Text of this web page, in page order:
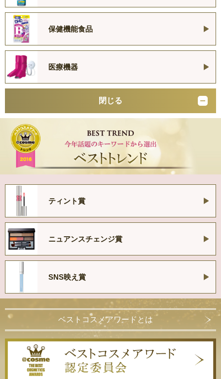
保健機能食品
医療機器
閉じる
ティント賞
ニュアンスチェンジ賞
SNS映え賞
ベストコスメアワードとは